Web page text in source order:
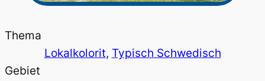
Thema
Lokalkolorit, Typisch Schwedisch
Gebiet